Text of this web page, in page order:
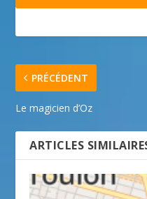
PRÉCÉDENT
Le magicien d’Oz
ARTICLES